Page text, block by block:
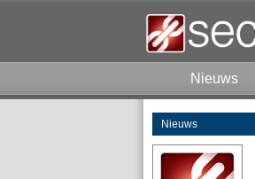
Nieuws
Nieuws